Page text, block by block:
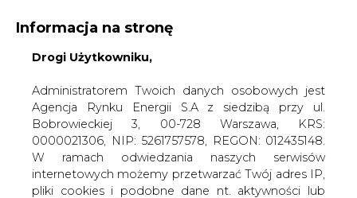
KONTAKT:
WYDAWCA PORTALU:
WYSOKI KONTRAST WIELKOŚĆ TEKSTU A A
ZALOGUJ SIĘ
Informacja na stronę
Drogi Użytkowniku,
Administratorem Twoich danych osobowych jest
Agencja Rynku Energii S.A z siedzibą przy ul.
Bobrowieckiej 3, 00-728 Warszawa, KRS:
0000021306, NIP: 5261757578, REGON: 012435148.
W ramach odwiedzania naszych serwisów
internetowych możemy przetwarzać Twój adres IP,
pliki cookies i podobne dane nt. aktywności lub